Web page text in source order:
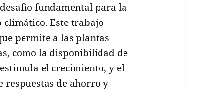
fundamental para la
Este trabajo
permite a las plantas
como la disponibilidad de
el crecimiento, y el
respuestas de ahorro y